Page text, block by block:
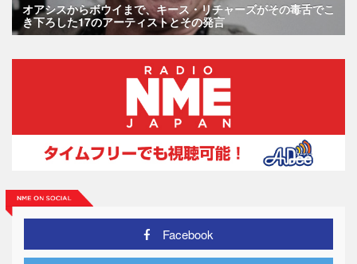
オアシスからボウイまで、キース・リチャーズがその毒舌でこ
き下ろした17のアーティストとその発言
Facebook